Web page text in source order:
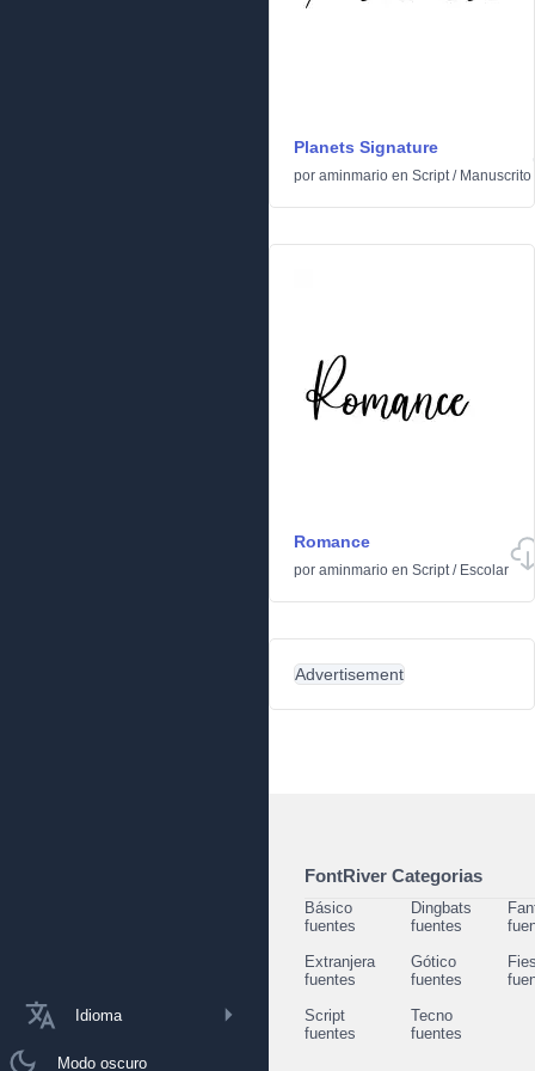
Idioma
Modo oscuro
Planets Signature
por aminmario en Script/ Manuscrito
Romance
por aminmario en Script/ Escolar
Advertisement
FontRiver Categorias
Básico
fuentes
Dingbats
fuentes
Extranjera
fuentes
Gótico
fuentes
Script
fuentes
Tecno
fuentes